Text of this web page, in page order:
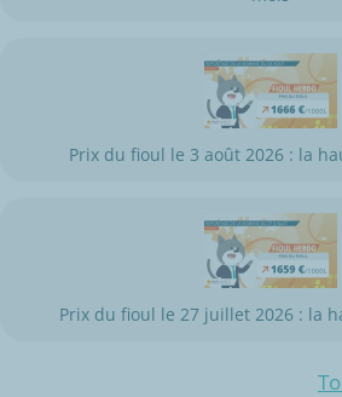
Prix du fioul le 3 août 2026 : la
Prix du fioul le 27 juillet 2026 : la